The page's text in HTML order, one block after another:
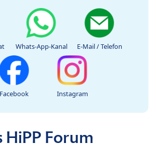
Whats-App-Kanal E-Mail / Telefon
Facebook Instagram
HiPP Forum